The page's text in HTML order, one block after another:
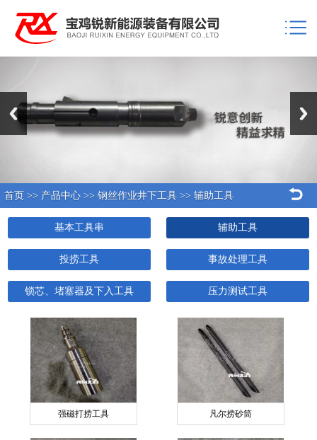
首页 >> 产品中心 >> 钢丝作业井下工具 >> 辅助工具
基本工具串 辅助工具
投捞工具 事故处理工具
锁芯、堵塞器及下入工具 压力测试工具
强磁打捞工具 凡尔捞砂筒